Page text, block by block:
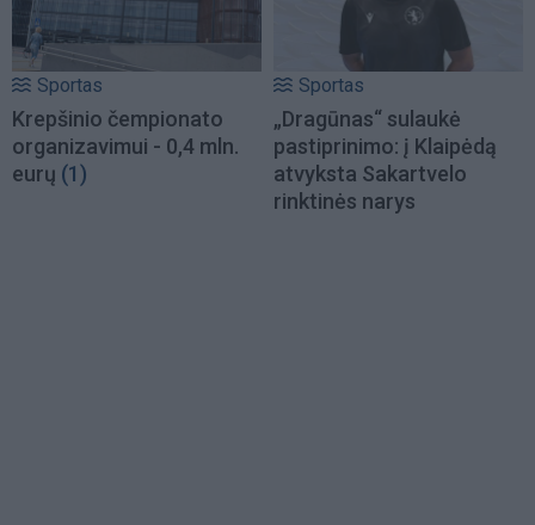
Sportas
Krepšinio čempionato
organizavimui - 0,4 mln.
eurų (1)
Sportas
„Dragūnas“ sulaukė
pastiprinimo: į Klaipėdą
atvyksta Sakartvelo
rinktinės narys